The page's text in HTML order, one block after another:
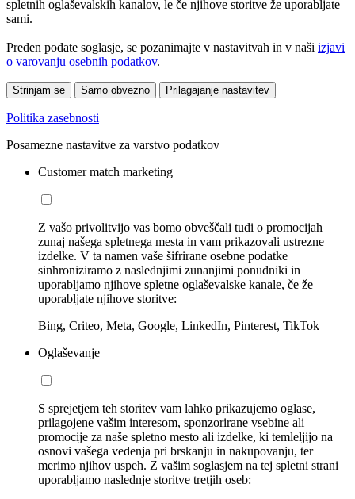
spletnih oglaševalskih kanalov, le če njihove storitve že uporabljate
sami.
Preden podate soglasje, se pozanimajte v nastavitvah in v naši izjavi
o varovanju osebnih podatkov.
Strinjam se Samo obvezno Prilagajanje nastavitev
Politika zasebnosti
Posamezne nastavitve za varstvo podatkov
Customer match marketing
Z vašo privolitvijo vas bomo obveščali tudi o promocijah
zunaj našega spletnega mesta in vam prikazovali ustrezne
izdelke. V ta namen vaše šifrirane osebne podatke
sinhroniziramo z naslednjimi zunanjimi ponudniki in
uporabljamo njihove spletne oglaševalske kanale, če že
uporabljate njihove storitve:
Bing, Criteo, Meta, Google, LinkedIn, Pinterest, TikTok
Oglaševanje
S sprejetjem teh storitev vam lahko prikazujemo oglase,
prilagojene vašim interesom, sponzorirane vsebine ali
promocije za naše spletno mesto ali izdelke, ki temleljijo na
osnovi vašega vedenja pri brskanju in nakupovanju, ter
merimo njihov uspeh. Z vašim soglasjem na tej spletni strani
uporabljamo naslednje storitve tretjih oseb: